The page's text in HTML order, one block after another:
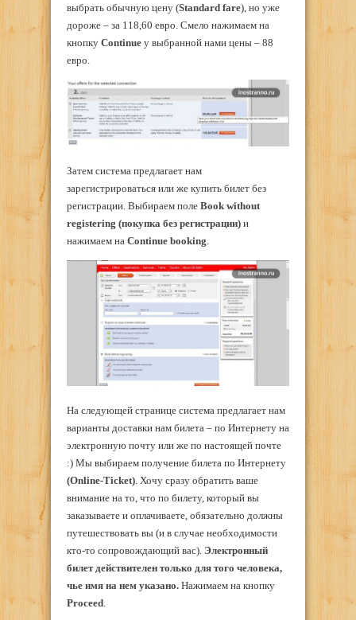
выбрать обычную цену (Standard fare), но уже
дороже – за 118,60 евро. Смело нажимаем на
кнопку Continue у выбранной нами цены – 88
евро.
Затем система предлагает нам
зарегистрироваться или же купить билет без
регистрации. Выбираем поле Book without
registering (покупка без регистрации) и
нажимаем на Continue booking
На следующей странице система предлагает нам
варианты доставки нам билета – по Интернету на
электронную почту или же по настоящей почте
:) Мы выбираем получение билета по Интернету
(Online-Ticket) . Хочу сразу обратить ваше
внимание на то, что по билету, который вы
заказываете и оплачиваете, обязательно должны
путешествовать вы (и в случае необходимости
кто-то сопровождающий вас). Электронный
билет действителен только для того человека,
чье имя на нем указано. Нажимаем на кнопку
Proceed